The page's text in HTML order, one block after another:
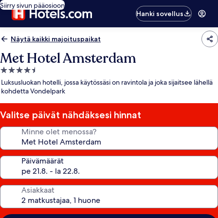
Siirry sivun pääosioon
Hanki sovellus
Näytä kaikki majoituspaikat
Met Hotel Amsterdam
4.5
tähden
majoituspaikka
Luksusluokan hotelli, jossa käytössäsi on ravintola ja joka sijaitsee lähellä
kohdetta Vondelpark
Valitse päivät nähdäksesi hinnat
Minne olet menossa?
Päivämäärät
Asiakkaat